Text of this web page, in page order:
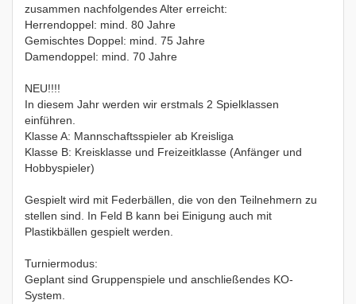
zusammen nachfolgendes Alter erreicht:
Herrendoppel: mind. 80 Jahre
Gemischtes Doppel: mind. 75 Jahre
Damendoppel: mind. 70 Jahre
NEU!!!!
In diesem Jahr werden wir erstmals 2 Spielklassen
einführen.
Klasse A: Mannschaftsspieler ab Kreisliga
Klasse B: Kreisklasse und Freizeitklasse (Anfänger und
Hobbyspieler)
Gespielt wird mit Federbällen, die von den Teilnehmern zu
stellen sind. In Feld B kann bei Einigung auch mit
Plastikbällen gespielt werden.
Turniermodus:
Geplant sind Gruppenspiele und anschließendes KO-
System.